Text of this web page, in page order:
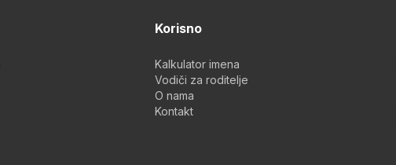
Korisno
Kalkulator imena
Vodiči za roditelje
O nama
Kontakt